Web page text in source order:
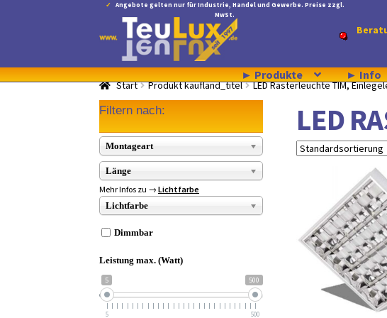
Angebote gelten nur für Industrie, Handel und Gewerbe. Preise zzgl.
MwSt.
Navigation
springen
Inhalt
springen
► Produkte ► Info
Start Produkt kaufland_titel LED Rasterleuchte TIM,
LED
Filtern nach:
Montageart
Länge
Mehr Infos zu →Lichtfarbe
Lichtfarbe
Dimmbar
Leistung max. (Watt)
5 500
5 500